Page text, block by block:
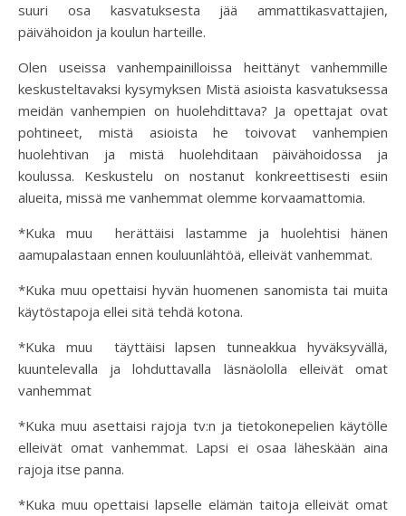
suuri osa kasvatuksesta jää ammattikasvattajien,
päivähoidon ja koulun harteille.
Olen useissa vanhempainilloissa heittänyt vanhemmille
keskusteltavaksi kysymyksen Mistä asioista kasvatuksessa
meidän vanhempien on huolehdittava? Ja opettajat ovat
pohtineet, mistä asioista he toivovat vanhempien
huolehtivan ja mistä huolehditaan päivähoidossa ja
koulussa. Keskustelu on nostanut konkreettisesti esiin
alueita, missä me vanhemmat olemme korvaamattomia.
*Kuka muu herättäisi lastamme ja huolehtisi hänen
aamupalastaan ennen kouluunlähtöä, elleivät vanhemmat.
*Kuka muu opettaisi hyvän huomenen sanomista tai muita
käytöstapoja ellei sitä tehdä kotona.
*Kuka muu täyttäisi lapsen tunneakkua hyväksyvällä,
kuuntelevalla ja lohduttavalla läsnäololla elleivät omat
vanhemmat
*Kuka muu asettaisi rajoja tv:n ja tietokonepelien käytölle
elleivät omat vanhemmat. Lapsi ei osaa läheskään aina
rajoja itse panna.
*Kuka muu opettaisi lapselle elämän taitoja elleivät omat